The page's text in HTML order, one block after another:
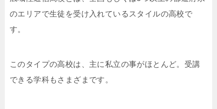
のエリアで生徒を受け入れているスタイルの高校で
す。
このタイプの高校は、主に私立の事がほとんど。受講
できる学科もさまざまです。